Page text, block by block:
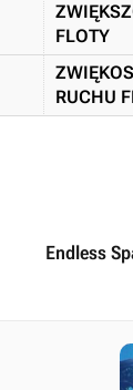
FLOTY
RUCHU
Endless